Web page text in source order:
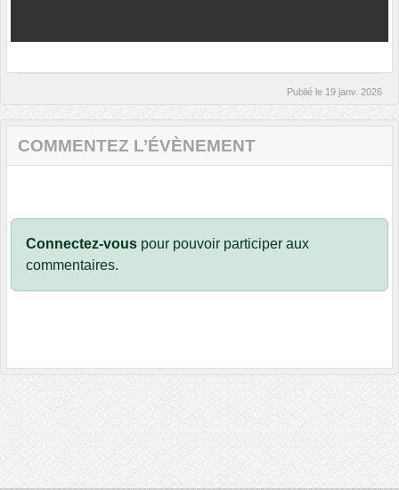
Publié le 19 janv. 2026
COMMENTEZ L’ÉVÈNEMENT
Connectez-vous pour pouvoir participer aux
commentaires.